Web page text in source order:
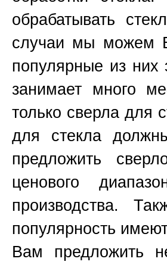
обрабатывать
случаи мы можем
популярные из них
занимает много
только сверла для
для стекла
предложить
ценового
производства.
популярность
Вам предложить